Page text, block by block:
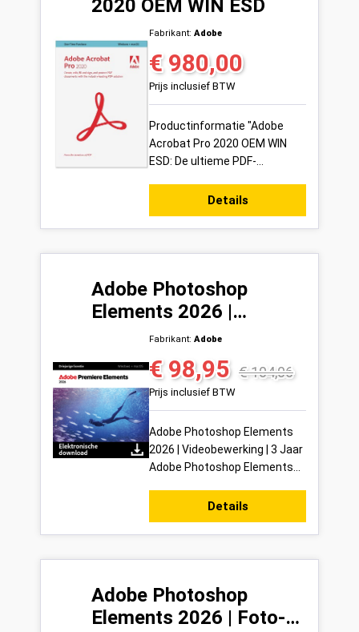
2020 OEM WIN ESD
Fabrikant: Adobe
Normale prijs:
€ 980,00
Prijs inclusief BTW
Productinformatie "Adobe
Acrobat Pro 2020 OEM WIN
ESD: De ultieme PDF-
Acrobat Pro 2020 OEM WIN
ESD is krachtige so...
Details
Adobe Photoshop
Elements 2026 |
Videobewerking | 3 Jaar
Fabrikant: Adobe
Verkoopprijs:
€ 98,95 Normale prijs:
€ 104,06
Prijs inclusief BTW
Adobe Photoshop Elements
2026 | Videobewerking | 3 Jaar
Adobe Photoshop Elements
videobewerkingssoftware
voor iedereen die profes...
Details
Adobe Photoshop
Elements 2026 | Foto-